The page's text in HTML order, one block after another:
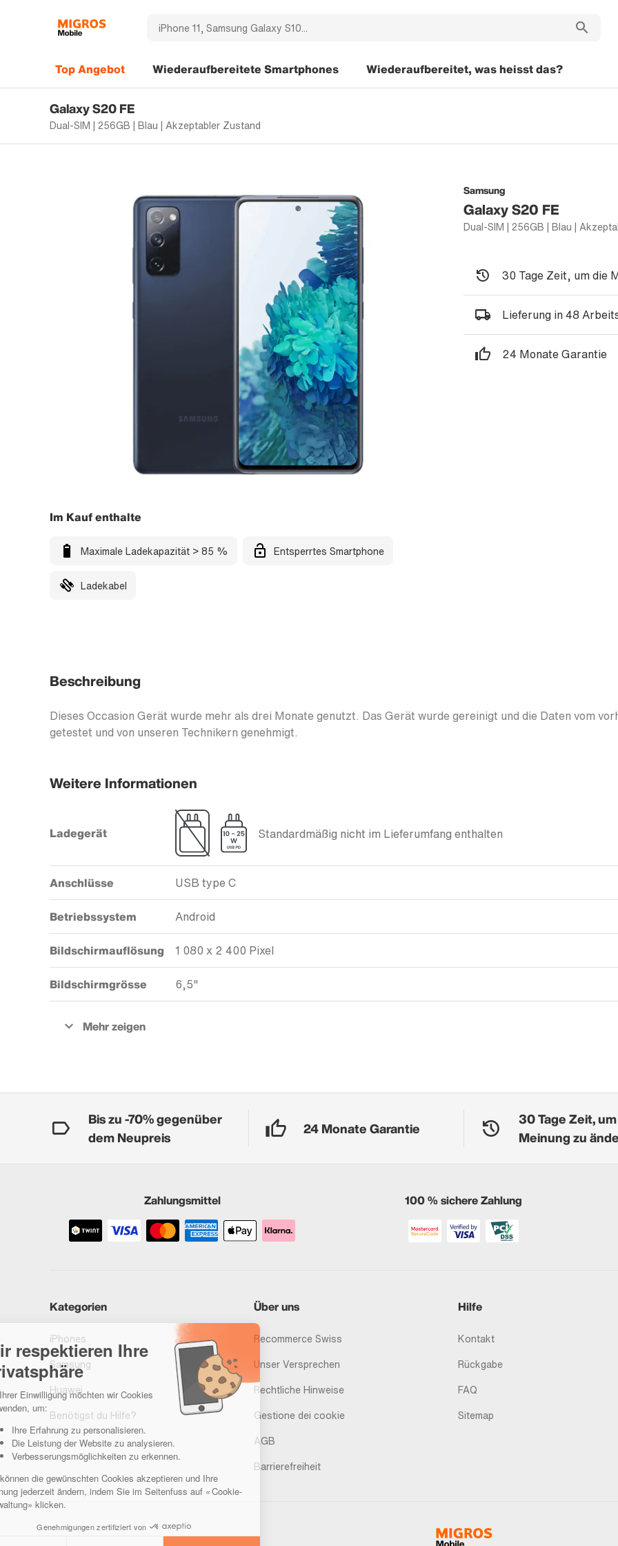
Top Angebot Wiederaufbereitete Smartphones Wiederaufbereitet, was heisst das?
Galaxy S20 FE
Dual-SIM | 256GB | Blau | Akzeptabler Zustand
Samsung
Galaxy S20 FE
Im Kauf enthalte
Maximale Ladekapazität > 85 % Entsperrtes Smartphone
Ladekabel
30 Tage Zeit, um die
Lieferung in 48
24 Monate Garantie
Beschreibung
Dieses Occasion Gerät wurde mehr als drei Monate genutzt. Das Gerät wurde gereinigt und die Daten vom
getestet und von unseren Technikern genehmigt.
Weitere Informationen
Ladegerät Standardmäßig nicht im Lieferumfang enthalten
Anschlüsse USB type C
Betriebssystem Android
Bildschirmauflösung 1 080 x 2 400 Pixel
Bildschirmgrösse 6,5"
Bis zu -70% gegenüber
dem Neupreis
24 Monate Garantie
30 Tage Zeit,
Meinung zu
Zahlungsmittel 100 % sichere Zahlung
Kategorien
iPhones
Samsung
Huawei
Benötigst du Hilfe?
Über uns
Recommerce Swiss
Unser Versprechen
Rechtliche Hinweise
Gestione dei cookie
AGB
Barrierefreiheit
Hilfe
Kontakt
Rückgabe
FAQ
Sitemap